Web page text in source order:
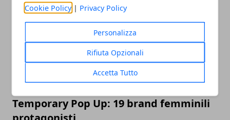
Cookie Policy | Privacy Policy
Personalizza
Rifiuta Opzionali
Accetta Tutto
Temporary Pop Up: 19 brand femminili